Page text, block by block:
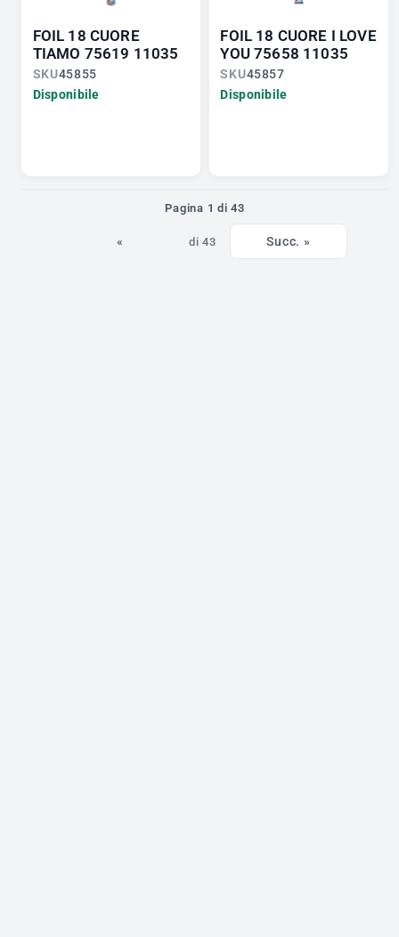
FOIL 18 CUORE
TIAMO 75619 11035
SKU45855
Disponibile
FOIL 18 CUORE I LOVE
YOU 75658 11035
SKU45857
Disponibile
Pagina 1 di 43
« di 43 Succ. »